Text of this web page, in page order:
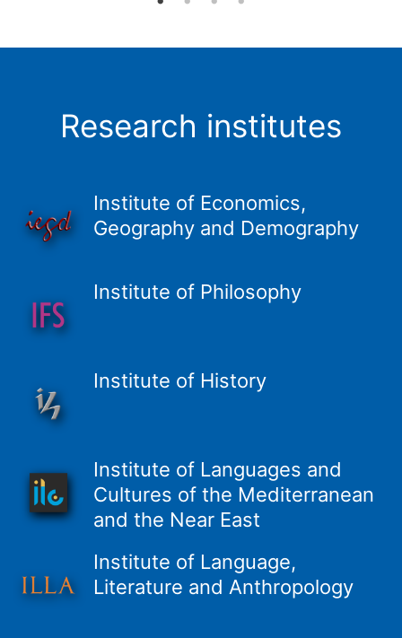
Research institutes
Institute of Economics,
Geography and Demography
Institute of Philosophy
Institute of History
Institute of Languages and
Cultures of the Mediterranean
and the Near East
Institute of Language,
Literature and Anthropology